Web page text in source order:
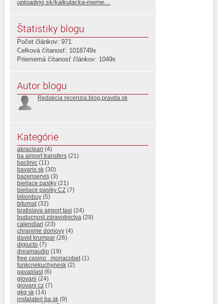
uploading.sk/kalkulacka-merne…
Štatistiky blogu
Počet článkov: 971
Celková čítanosť: 1018749x
Priemerná čítanosť článkov: 1049x
Autor blogu
Redakcia recenzia.blog.pravda.sk
Kategórie
akraclean (4)
ba airport transfers (21)
baclinic (11)
bavaris sk (30)
bazenservis (3)
bieliace pasiky (21)
bieliace pasiky CZ (7)
bilionbuy (5)
bitumat(32)
bratislava airport taxi (24)
buducnost zdravotnictva (29)
calendiari (23)
chranime domovy (4)
david krumpar (26)
digiucto (7)
dreamaudio (19)
free casino , monacobet(1)
funkcnekuchynesk (2)
gavaplast(6)
giovani (24)
giovani cz (7)
gkg sk (14)
instalateri ba sk (9)